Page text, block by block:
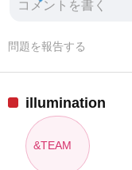
問題を報告する
illumination
&TEAM